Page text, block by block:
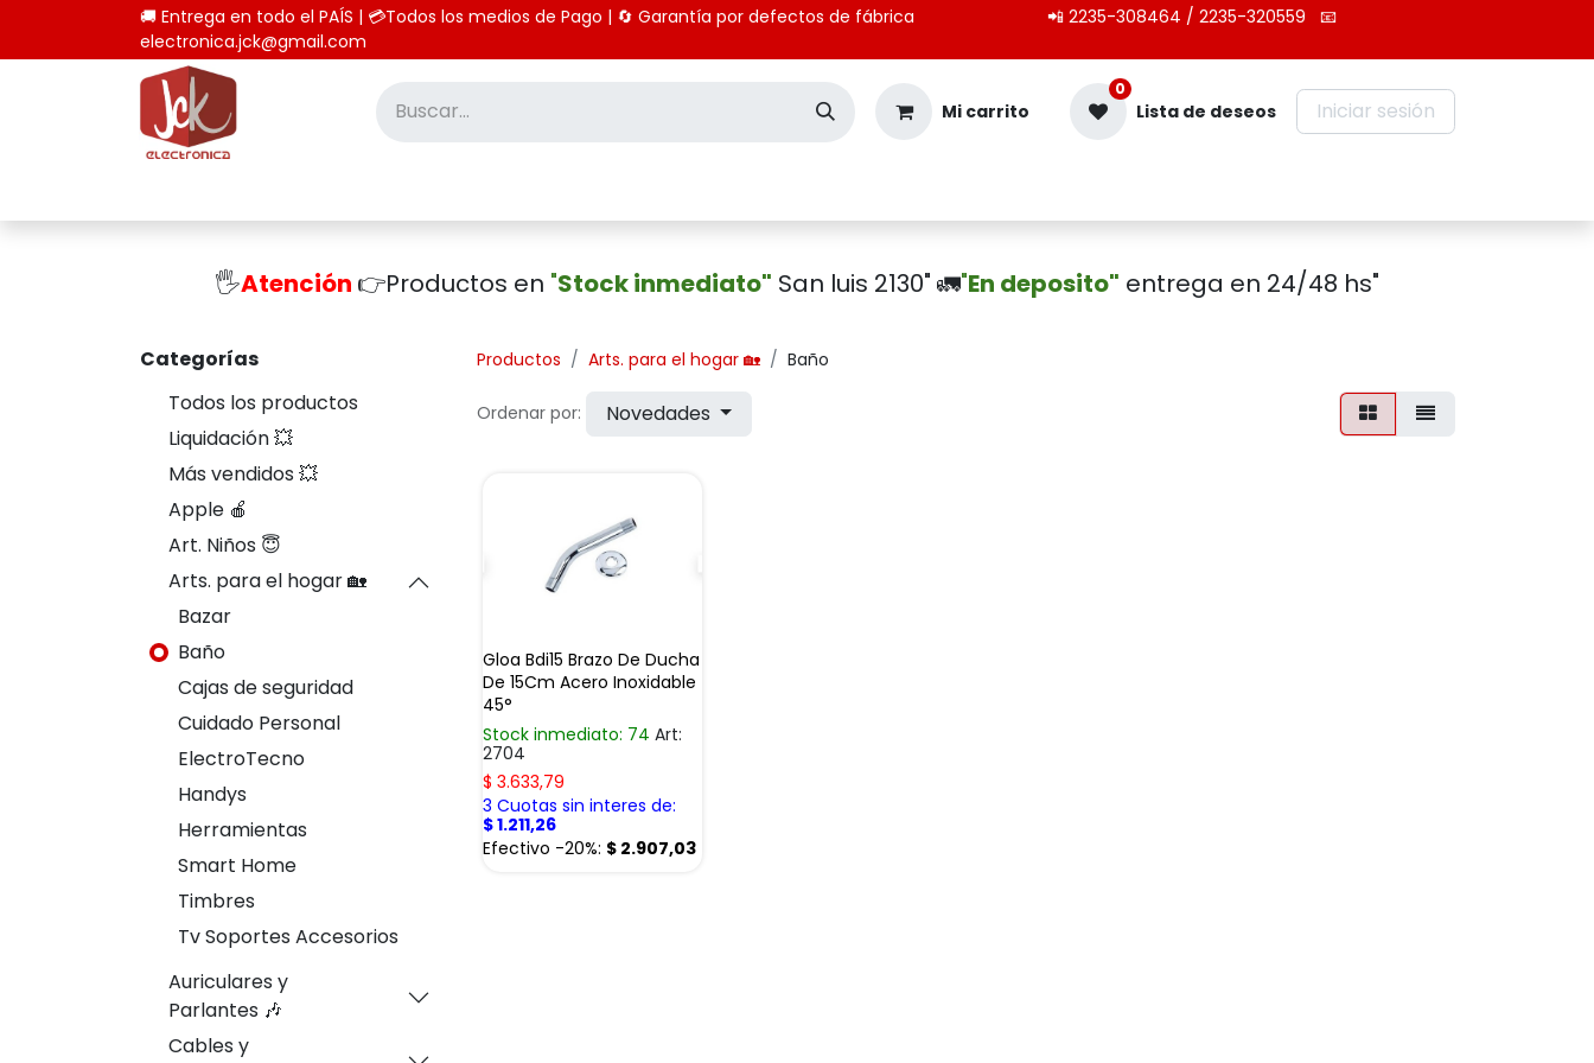
🚚 Entrega en todo el PAÍS | 💳Todos los medios de Pago | 🔄 Garantía por defectos de fábrica 📲 2235-308464 / 2235-320559 📧
electronica.jck@gmail.com
Mi carrito
0
Lista de deseos Iniciar sesión
🖐️Atención 👉Productos en "Stock inmediato" San luis 2130" 🚛"En deposito" entrega en 24/48 hs"
Categorías
Todos los productos
Liquidación 💥
Más vendidos 💥
Apple 🍎
Art. Niños 😇
Arts. para el hogar 🏡
Bazar
Baño
Cajas de seguridad
Cuidado Personal
ElectroTecno
Handys
Herramientas
Smart Home
Timbres
Tv Soportes Accesorios
Auriculares y
Parlantes 🎶
Cables y
Productos Arts. para el hogar 🏡 Baño
Ordenar por: Novedades
Gloa Bdi15 Brazo De Ducha
De 15Cm Acero Inoxidable
45°
Stock inmediato: 74 Art:
2704
$ 3.633,79
3 Cuotas sin interes de:
$1.211,26
Efectivo -20%: $ 2.907,03